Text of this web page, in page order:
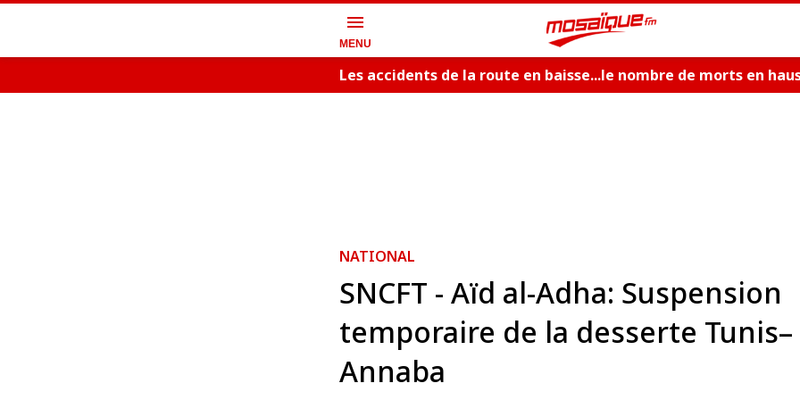
menu
MENU
Les accidents de la route en baisse...le nombre de morts en
NATIONAL
SNCFT - Aïd al-Adha: Suspension
temporaire de la desserte Tunis–
Annaba